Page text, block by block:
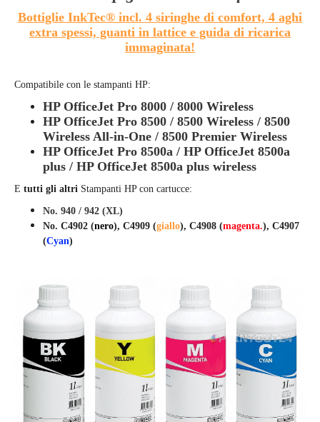
Bottiglie InkTec® incl. 4 siringhe di comfort, 4 aghi
extra spessi, guanti in lattice e guida di ricarica
immaginata!
Compatibile con le stampanti HP:
HP OfficeJet Pro 8000 / 8000 Wireless
HP OfficeJet Pro 8500 / 8500 Wireless / 8500
Wireless All-in-One / 8500 Premier Wireless
HP OfficeJet Pro 8500a / HP OfficeJet 8500a
plus / HP OfficeJet 8500a plus wireless
E tutti gli altri Stampanti HP con cartucce:
No. 940 / 942 (XL)
No. C4902 (nero), C4909 (giallo), C4908 (magenta.), C4907
(Cyan)